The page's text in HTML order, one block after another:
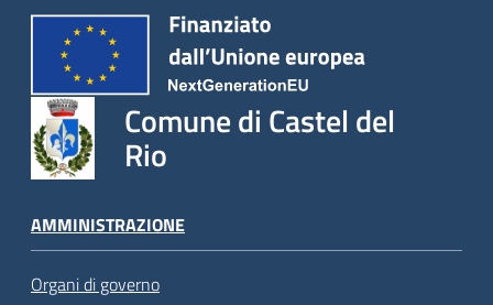
Comune di Castel del
Rio
AMMINISTRAZIONE
Organi di governo